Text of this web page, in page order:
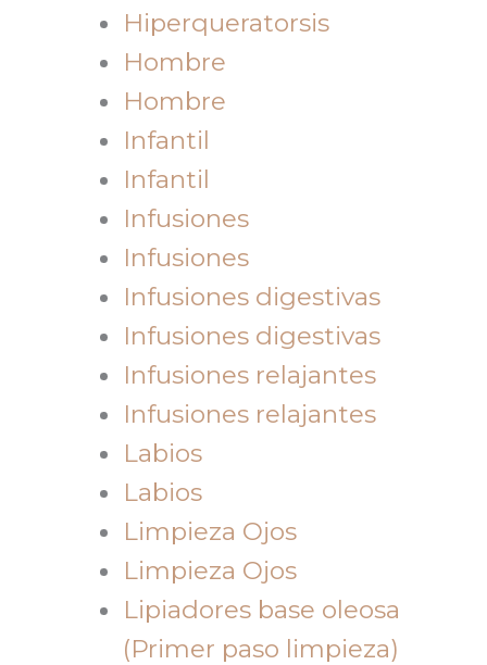
Hiperqueratorsis
Hombre
Hombre
Infantil
Infantil
Infusiones
Infusiones
Infusiones digestivas
Infusiones digestivas
Infusiones relajantes
Infusiones relajantes
Labios
Labios
Limpieza Ojos
Limpieza Ojos
Lipiadores base oleosa
(Primer paso limpieza)